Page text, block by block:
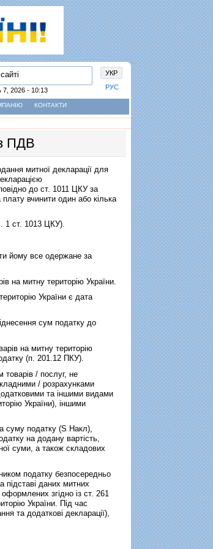
УКР
РУС
7, 2026 - 10:13
КОНТАКТИ
ПДВ
митної декларації для
до ст. 1011 ЦКУ за
плату вчинити один або кілька
1 ст. 1013 ЦКУ).
йому все одержане за
на митну територію України.
України є дата
сум податку до
на митну територію
(п. 201.12 ПКУ).
товарів / послуг, не
/ розрахунками
та іншими видами
України), іншими
суму податку (S Накл),
на додану вартість,
суми, а також складових
податку безпосередньо
підставі даних митних
згідно із ст. 261
України. Під час
та додаткові декларації),